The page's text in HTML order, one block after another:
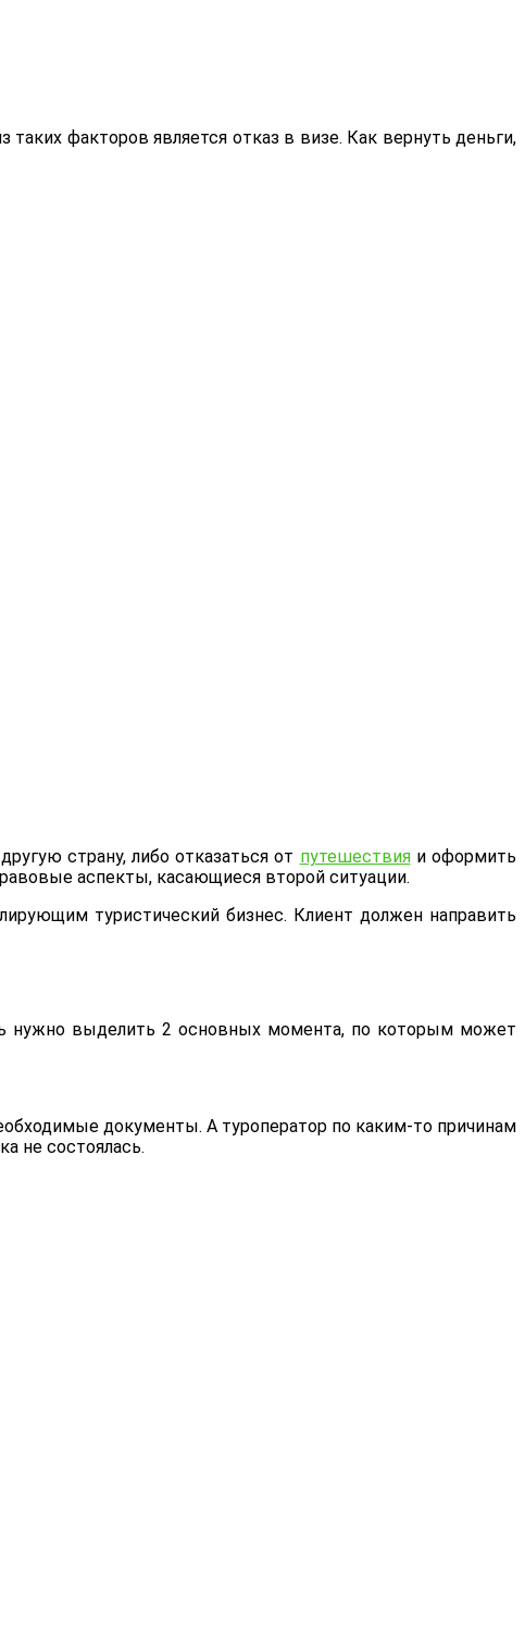
факторов является отказ в визе. Как вернуть деньги,
страну, либо отказаться от путешествияи оформить
аспекты, касающиеся второй ситуации.
туристический бизнес. Клиент должен направить
нужно выделить 2 основных момента, по которым может
документы. А туроператор по каким-то причинам
не состоялась.